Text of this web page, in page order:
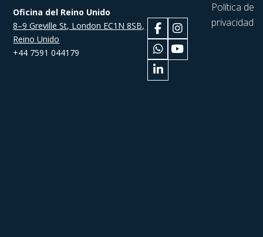
Oficina del Reino Unido
8–9 Greville St, London EC1N 8SB,
Reino Unido
+44 7591 044179
Política de
privacidad